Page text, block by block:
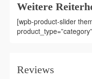
Weitere
[wpb-product-slider
Reviews